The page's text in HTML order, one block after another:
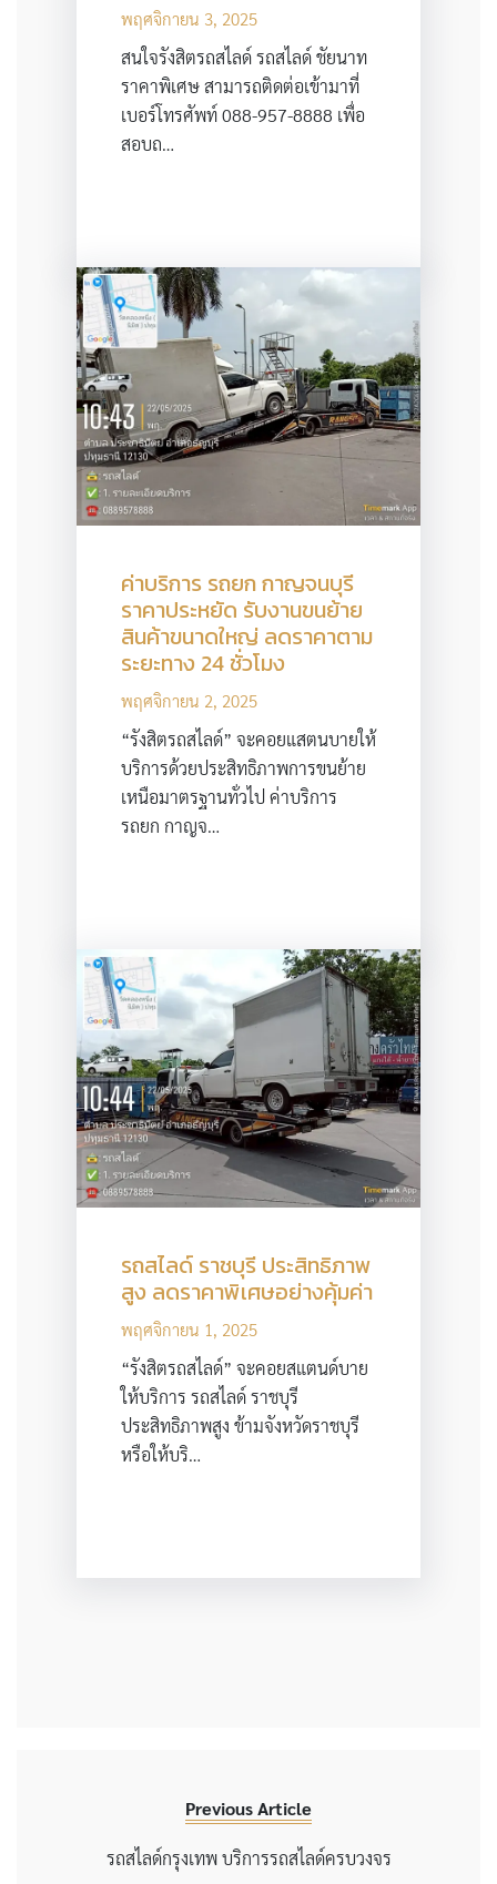
พฤศจิกายน 3, 2025
สนใจรังสิตรถสไลด์ รถสไลด์ ชัยนาท
ราคาพิเศษ สามารถติดต่อเข้ามาที่
เบอร์โทรศัพท์ 088-957-8888 เพื่อ
สอบถ…
ค่าบริการ รถยก กาญจนบุรี
ราคาประหยัด รับงานขนย้าย
สินค้าขนาดใหญ่ ลดราคาตาม
ระยะทาง 24 ชั่วโมง
พฤศจิกายน 2, 2025
“รังสิตรถสไลด์” จะคอยแสตนบายให้
บริการด้วยประสิทธิภาพการขนย้าย
เหนือมาตรฐานทั่วไป ค่าบริการ
รถยก กาญจ…
รถสไลด์ ราชบุรี ประสิทธิภาพ
สูง ลดราคาพิเศษอย่างคุ้มค่า
พฤศจิกายน 1, 2025
“รังสิตรถสไลด์” จะคอยสแตนด์บาย
ให้บริการ รถสไลด์ ราชบุรี
ประสิทธิภาพสูง ข้ามจังหวัดราชบุรี
หรือให้บริ…
Previous Article
รถสไลด์กรุงเทพ บริการรถสไลด์ครบวงจร